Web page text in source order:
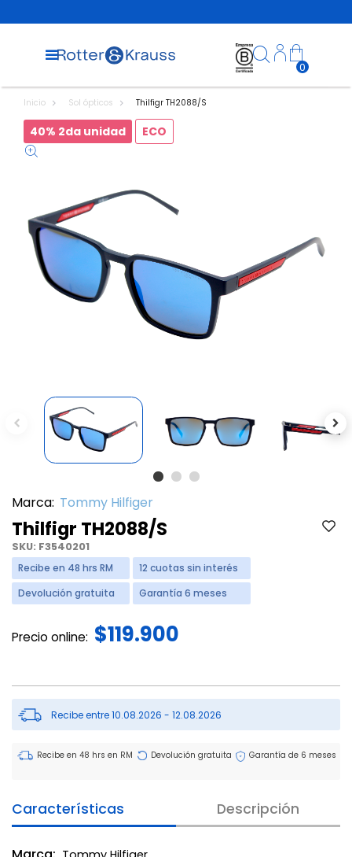
0
Inicio Sol ópticos Thilfigr TH2088/S
40% 2da unidad ECO
Previous
Marca: Tommy Hilfiger
Thilfigr TH2088/S
SKU: F3540201
Recibe en 48 hrs RM
12 cuotas sin interés
Devolución gratuita
Garantía 6 meses
Precio online: $119.900
Recibe entre 10.08.2026 - 12.08.2026
Recibe en 48 hrs en RM Devolución gratuita Garantía de 6 meses
Características Descripción